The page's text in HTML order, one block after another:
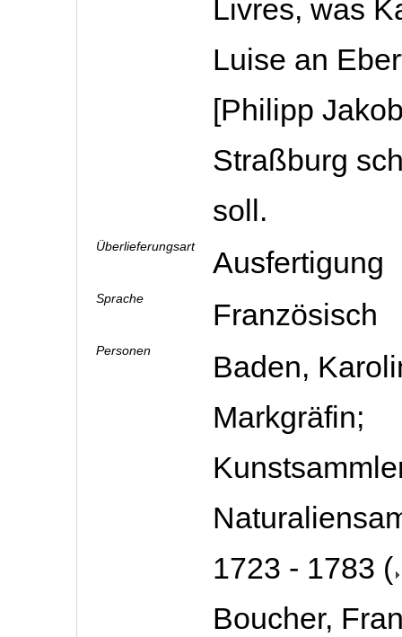
Livres, was
Luise an
[Philipp
Straßburg
soll.
Überlieferungsart Ausfertigung
Sprache Französisch
Personen
Baden,
Markgräfin;
1723 - 1783 (
Boucher,